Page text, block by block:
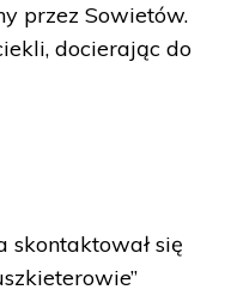
przez Sowietów.
docierając do
skontaktował się